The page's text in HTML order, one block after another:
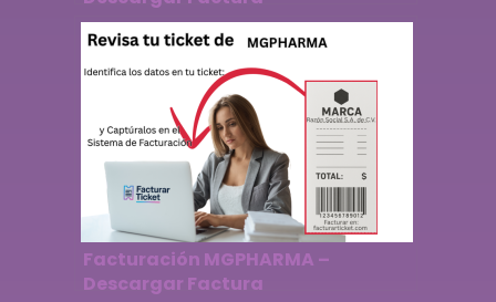
Facturación MGPHARMA –
Descargar Factura